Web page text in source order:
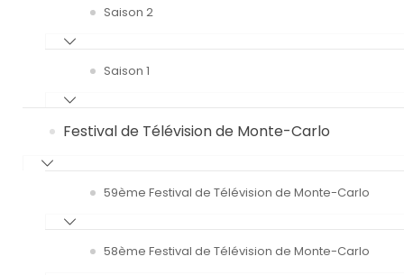
Saison 2
Saison 1
Festival de Télévision de Monte-Carlo
59ème Festival de Télévision de Monte-Carlo
58ème Festival de Télévision de Monte-Carlo